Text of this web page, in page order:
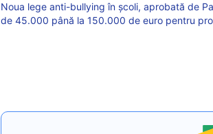
Noua lege anti-bullying în școli, aprobată de
de 45.000 până la 150.000 de euro pentru